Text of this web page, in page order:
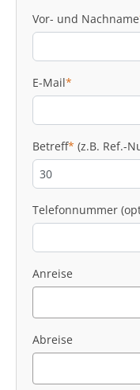
Vor- und Nachname
E-Mail*
Betreff* (z.B. Ref.-
Telefonnummer
Anreise
Abreise